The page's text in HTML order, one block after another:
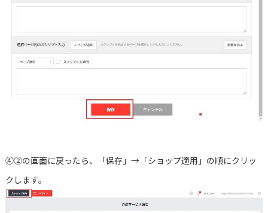
④②の画面に戻ったら、「保存」→「ショップ適用」の順にクリッ
クします。